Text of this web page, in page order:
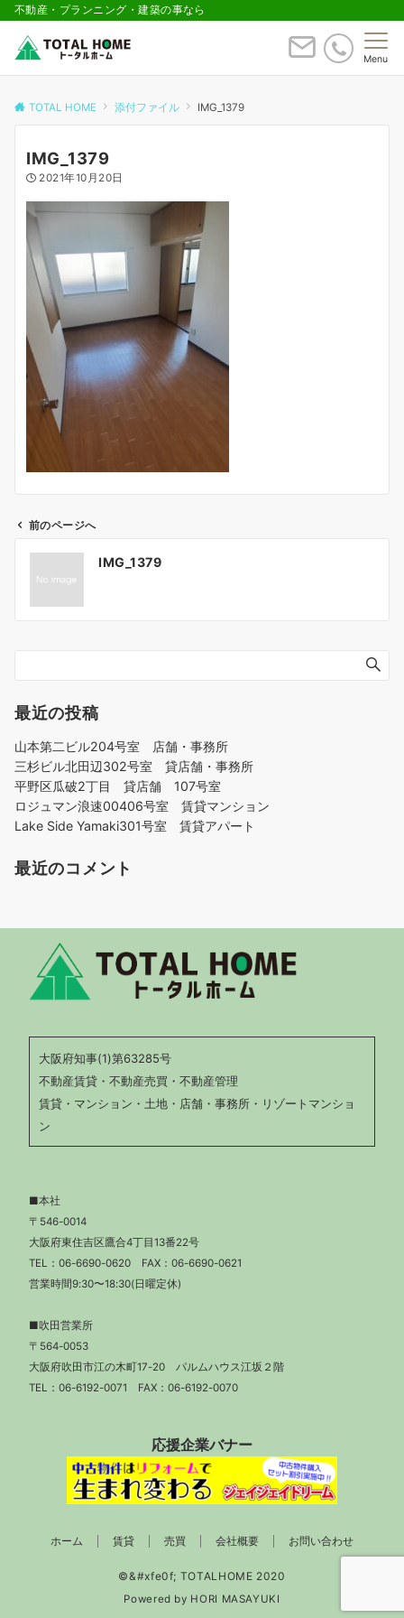
不動産・プランニング・建築の事なら
Menu
TOTAL HOME 添付ファイル IMG_1379
IMG_1379
2021年10月20日
シ
ョ
前のページへ
IMG_1379
最近の投稿
山本第二ビル204号室 店舗・事務所
三杉ビル北田辺302号室 貸店舗・事務所
平野区瓜破2丁目 貸店舗 107号室
ロジュマン浪速00406号室 賃貸マンション
Lake Side Yamaki301号室 賃貸アパート
最近のコメント
大阪府知事(1)第63285号
不動産賃貸・不動産売買・不動産管理
賃貸・マンション・土地・店舗・事務所・リゾートマンショ
ン
■本社
〒546-0014
大阪府東住吉区鷹合4丁目13番22号
TEL： 06-6690-0620 FAX：06-6690-0621
営業時間9:30〜18:30(日曜定休)
■吹田営業所
〒564-0053
大阪府吹田市江の木町17-20 パルムハウス江坂２階
TEL： 06-6192-0071 FAX：06-6192-0070
応援企業バナー
ホーム 賃貸 売買 会社概要 お問い合わせ
Powered by